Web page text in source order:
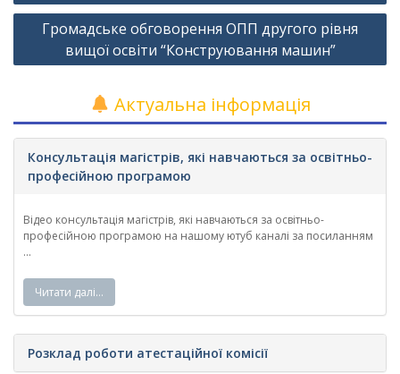
Громадське обговорення ОПП другого рівня
вищої освіти “Конструювання машин”
Актуальна інформація
Консультація магістрів, які навчаються за освітньо-
професійною програмою
Відео консультація магістрів, які навчаються за освітньо-
професійною програмою на нашому ютуб каналі за посиланням
...
Читати далі…
Розклад роботи атестаційної комісії